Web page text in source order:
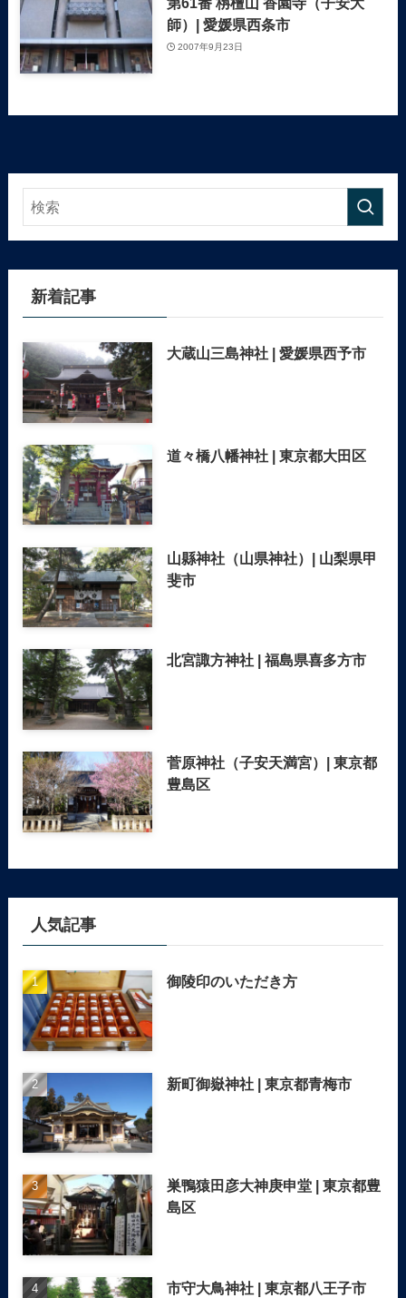
師）| 愛媛県西条市
2007年9月23日
新着記事
大蔵山三島神社 | 愛媛県西予市
道々橋八幡神社 | 東京都大田区
山縣神社（山県神社）| 山梨県甲
斐市
北宮諏方神社 | 福島県喜多方市
菅原神社（子安天満宮）| 東京都
豊島区
人気記事
御陵印のいただき方
新町御嶽神社 | 東京都青梅市
巣鴨猿田彦大神庚申堂 | 東京都豊
島区
市守大鳥神社 | 東京都八王子市